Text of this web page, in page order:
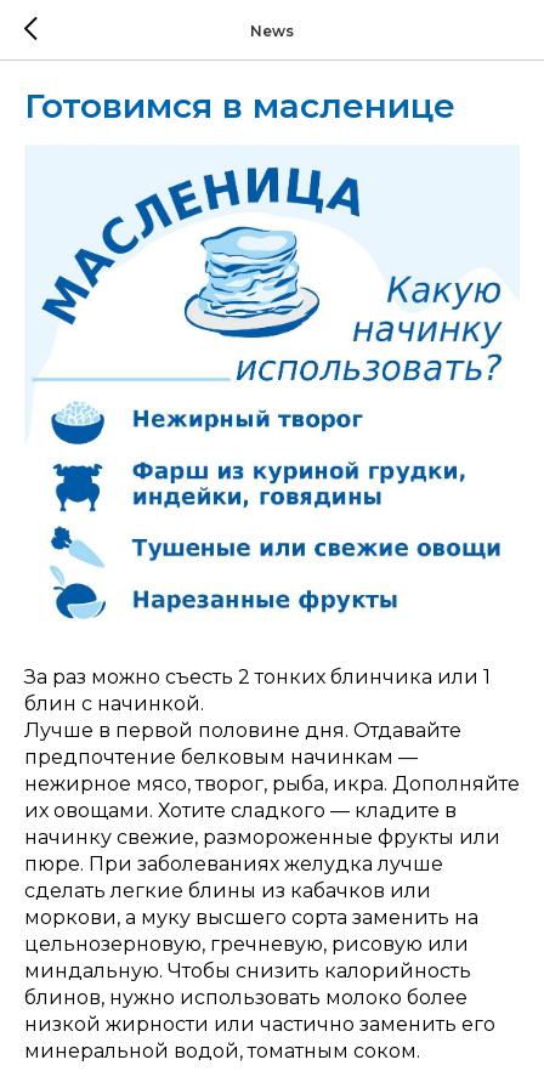
News
Готовимся в масленице
За раз можно съесть 2 тонких блинчика или 1
блин с начинкой.
Лучше в первой половине дня. Отдавайте
предпочтение белковым начинкам —
нежирное мясо, творог, рыба, икра. Дополняйте
их овощами. Хотите сладкого — кладите в
начинку свежие, размороженные фрукты или
пюре. При заболеваниях желудка лучше
сделать легкие блины из кабачков или
моркови, а муку высшего сорта заменить на
цельнозерновую, гречневую, рисовую или
миндальную. Чтобы снизить калорийность
блинов, нужно использовать молоко более
низкой жирности или частично заменить его
минеральной водой, томатным соком.